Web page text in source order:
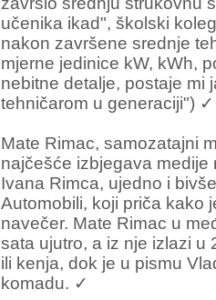
učenika ikad", školski
nakon završene srednje
mjerne jedinice kW, kWh,
nebitne detalje, postaje mi
tehničarom u generaciji") ✓
Mate Rimac, samozatajni
najčešće izbjegava
Ivana Rimca, ujedno i
Automobili, koji priča kako
navečer. Mate Rimac u
sata ujutro, a iz nje izlazi u
ili kenja, dok je u pismu
komadu. ✓